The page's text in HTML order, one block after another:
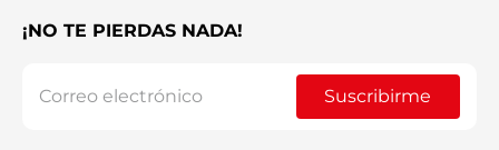
¡NO TE PIERDAS NADA!
Suscribirme